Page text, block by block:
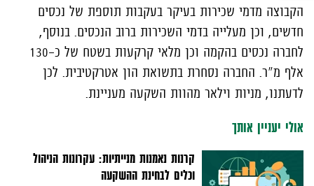
הקבוצה מדמי שכירות בעיקר בעקבות תוספת של נכסים
חדשים, וכן מעלייה בדמי השכירות ברוב הנכסים. בנוסף,
לחברה נכסים בהקמה וכן מלאי קרקעות בשטח של כ–130
אלף מ"ר. החברה נסחרת בתשואת הון אטרקטיבית. לכן
לדעתנו, מניות וילאר מהוות השקעה מעניינת.
אולי יעניין אותך
קרנות נאמנות מנייתיות: עקרונות הניהול
וכלים לבחינת ההשקעה